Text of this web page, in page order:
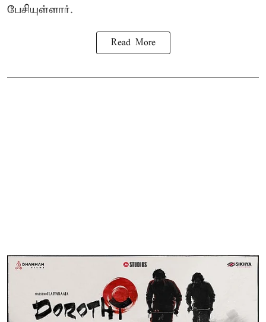
பேசியுள்ளார்.
Read More